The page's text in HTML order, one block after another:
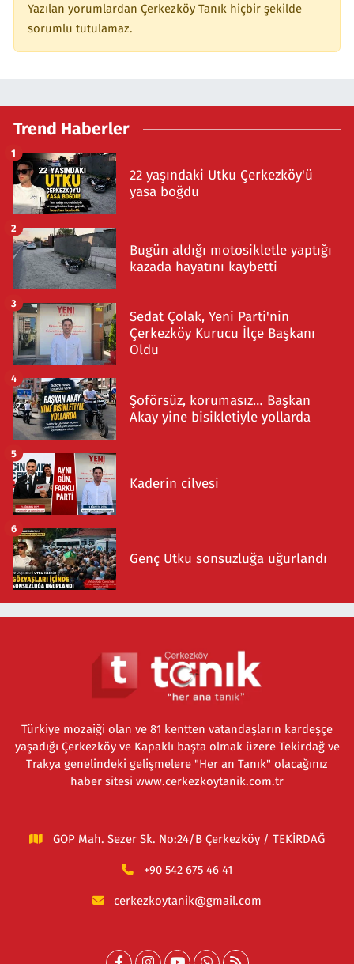
Yazılan yorumlardan Çerkezköy Tanık hiçbir şekilde
sorumlu tutulamaz.
Trend Haberler
22 yaşındaki Utku Çerkezköy'ü
yasa boğdu
1
Bugün aldığı motosikletle yaptığı
kazada hayatını kaybetti
2
Sedat Çolak, Yeni Parti'nin
Çerkezköy Kurucu İlçe Başkanı
Oldu
3
Şoförsüz, korumasız… Başkan
Akay yine bisikletiyle yollarda
4
Kaderin cilvesi
5
Genç Utku sonsuzluğa uğurlandı
6
Türkiye mozaiği olan ve 81 kentten vatandaşların kardeşçe
yaşadığı Çerkezköy ve Kapaklı başta olmak üzere Tekirdağ ve
Trakya genelindeki gelişmelere "Her an Tanık" olacağınız
haber sitesi www.cerkezkoytanik.com.tr
GOP Mah. Sezer Sk. No:24/B Çerkezköy / TEKİRDAĞ
+90 542 675 46 41
cerkezkoytanik@gmail.com